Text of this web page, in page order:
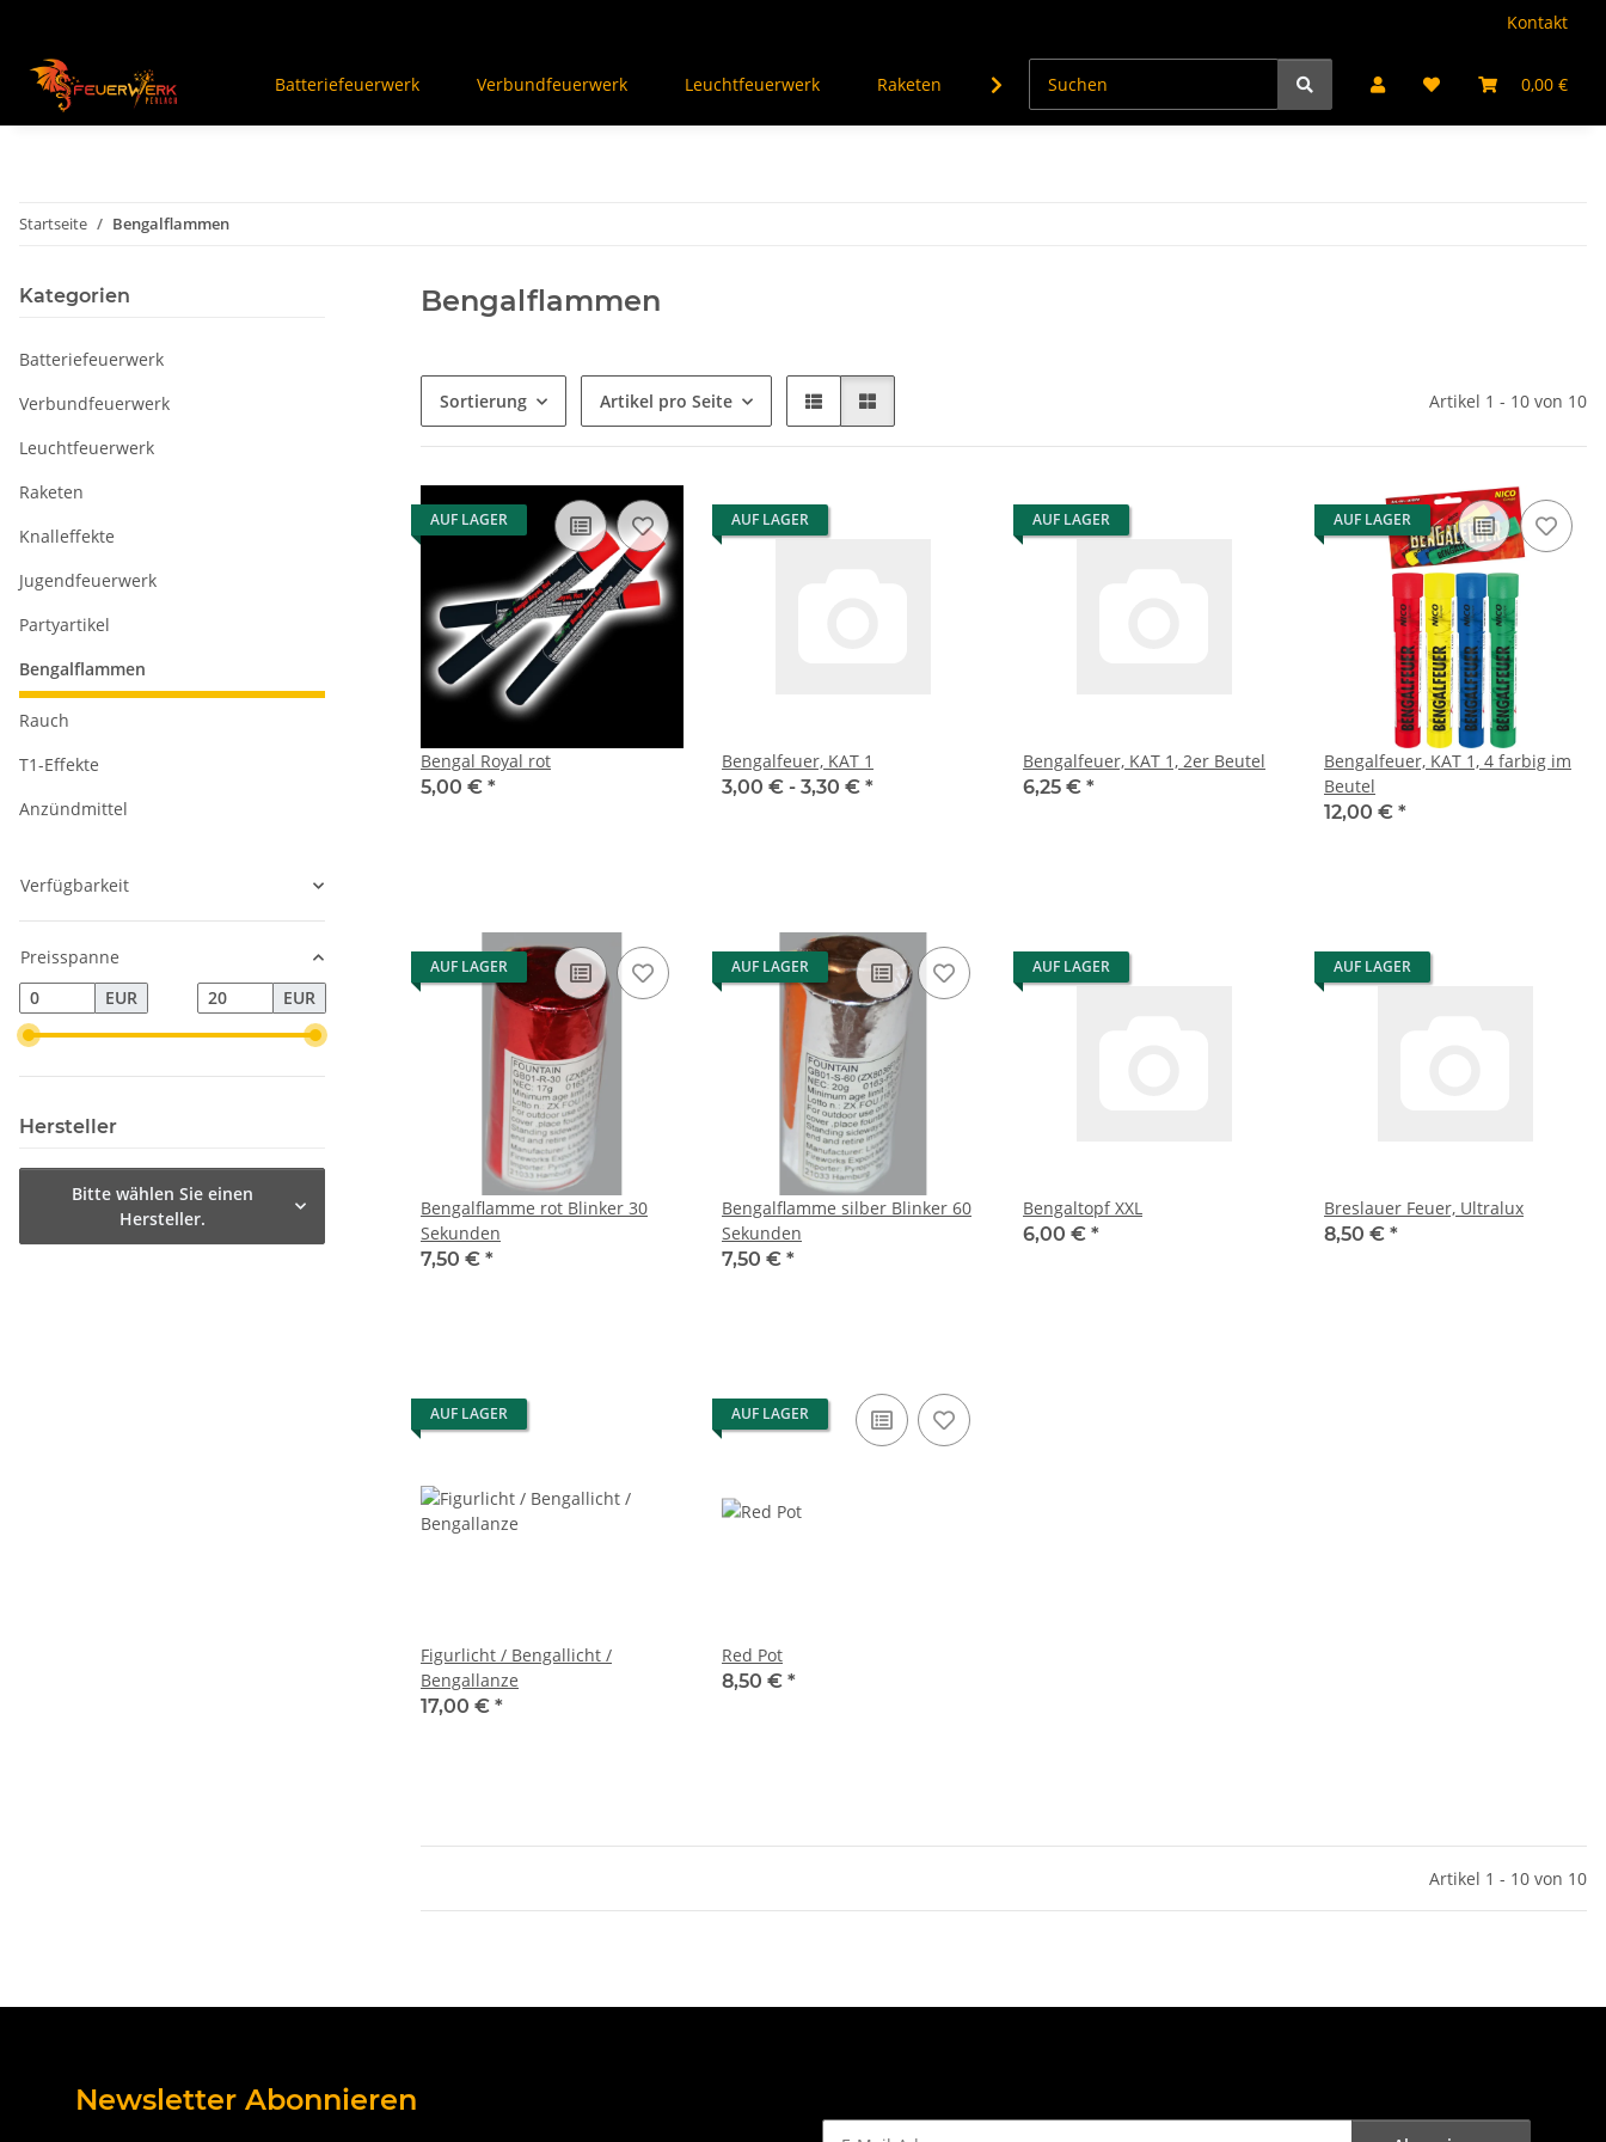
Kontakt
0,00 €
Batteriefeuerwerk Verbundfeuerwerk Leuchtfeuerwerk Raketen Knalleffekte Partyartikel
Startseite Bengalflammen
Bengalflammen
Sortierung Artikel pro Seite Artikel 1 - 10 von 10
AUF LAGER
Bengal Royal rot
5,00 € *
AUF LAGER
Bengalfeuer, KAT 1
3,00 € - 3,30 € *
AUF LAGER
Bengalfeuer, KAT 1, 2er Beutel
6,25 € *
AUF LAGER
Bengalfeuer, KAT 1, 4 farbig im
Beutel
12,00 € *
AUF LAGER
Bengalflamme rot Blinker 30
Sekunden
7,50 € *
AUF LAGER
Bengalflamme silber Blinker 60
Sekunden
7,50 € *
AUF LAGER
Bengaltopf XXL
6,00 € *
AUF LAGER
Breslauer Feuer, Ultralux
8,50 € *
AUF LAGER
Figurlicht / Bengallicht /
Bengallanze
17,00 € *
AUF LAGER
Red Pot
8,50 € *
Artikel 1 - 10 von 10
Kategorien
Batteriefeuerwerk
Verbundfeuerwerk
Leuchtfeuerwerk
Raketen
Knalleffekte
Jugendfeuerwerk
Partyartikel
Bengalflammen
Rauch
T1-Effekte
Anzündmittel
Verfügbarkeit
Preisspanne
EUR
EUR
Hersteller
Bitte wählen Sie einen
Hersteller.
Newsletter Abonnieren